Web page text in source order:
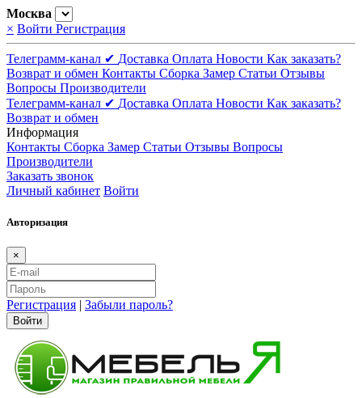
Москва
× Войти Регистрация
Телеграмм-канал ✔ Доставка Оплата Новости Как заказать?
Возврат и обмен Контакты Сборка Замер Статьи Отзывы
Вопросы Производители
Телеграмм-канал ✔ Доставка Оплата Новости Как заказать?
Возврат и обмен
Информация
Контакты Сборка Замер Статьи Отзывы Вопросы
Производители
Заказать звонок
Личный кабинет Войти
Авторизация
×
Регистрация | Забыли пароль?
Войти